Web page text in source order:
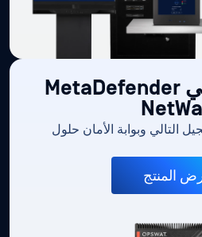
الجدار الشبكي MetaDefender
التالي وبوابة الأمان حلول
المنتج